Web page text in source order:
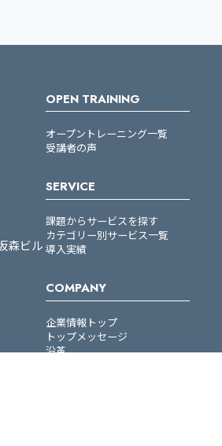
森ビル
OPEN TRAINING
オープントレーニング一覧
受講者の声
SERVICE
課題からサービスを探す
カテゴリー別サービス一覧
導入実績
COMPANY
企業情報トップ
トップメッセージ
沿革